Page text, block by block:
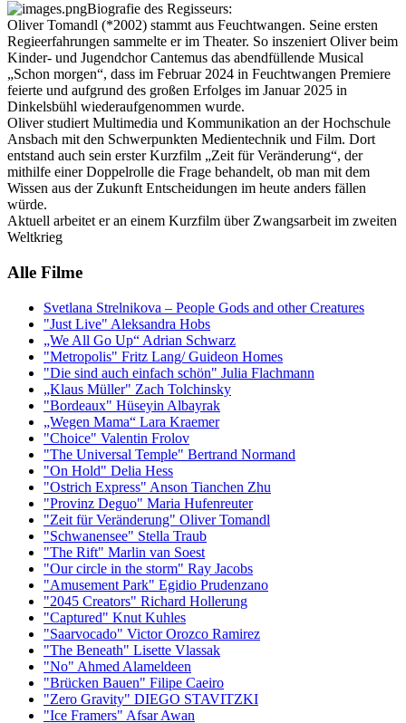
Biografie des Regisseurs:
Oliver Tomandl (*2002) stammt aus Feuchtwangen. Seine ersten
Regieerfahrungen sammelte er im Theater. So inszeniert Oliver beim
Kinder- und Jugendchor Cantemus das abendfüllende Musical
„Schon morgen“, dass im Februar 2024 in Feuchtwangen Premiere
feierte und aufgrund des großen Erfolges im Januar 2025 in
Dinkelsbühl wiederaufgenommen wurde.
Oliver studiert Multimedia und Kommunikation an der Hochschule
Ansbach mit den Schwerpunkten Medientechnik und Film. Dort
entstand auch sein erster Kurzfilm „Zeit für Veränderung“, der
mithilfe einer Doppelrolle die Frage behandelt, ob man mit dem
Wissen aus der Zukunft Entscheidungen im heute anders fällen
würde.
Aktuell arbeitet er an einem Kurzfilm über Zwangsarbeit im zweiten
Weltkrieg
Alle Filme
Svetlana Strelnikova – People Gods and other Creatures
"Just Live" Aleksandra Hobs
„We All Go Up“ Adrian Schwarz
"Metropolis" Fritz Lang/ Guideon Homes
"Die sind auch einfach schön" Julia Flachmann
„Klaus Müller" Zach Tolchinsky
"Bordeaux" Hüseyin Albayrak
„Wegen Mama“ Lara Kraemer
"Choice" Valentin Frolov
"The Universal Temple" Bertrand Normand
"On Hold" Delia Hess
"Ostrich Express" Anson Tianchen Zhu
"Provinz Deguo" Maria Hufenreuter
"Zeit für Veränderung" Oliver Tomandl
"Schwanensee" Stella Traub
"The Rift" Marlin van Soest
"Our circle in the storm" Ray Jacobs
"Amusement Park" Egidio Prudenzano
"2045 Creators" Richard Hollerung
"Captured" Knut Kuhles
"Saarvocado" Victor Orozco Ramirez
"The Beneath" Lisette Vlassak
"No" Ahmed Alameldeen
"Brücken Bauen" Filipe Caeiro
"Zero Gravity" DIEGO STAVITZKI
"Ice Framers" Afsar Awan